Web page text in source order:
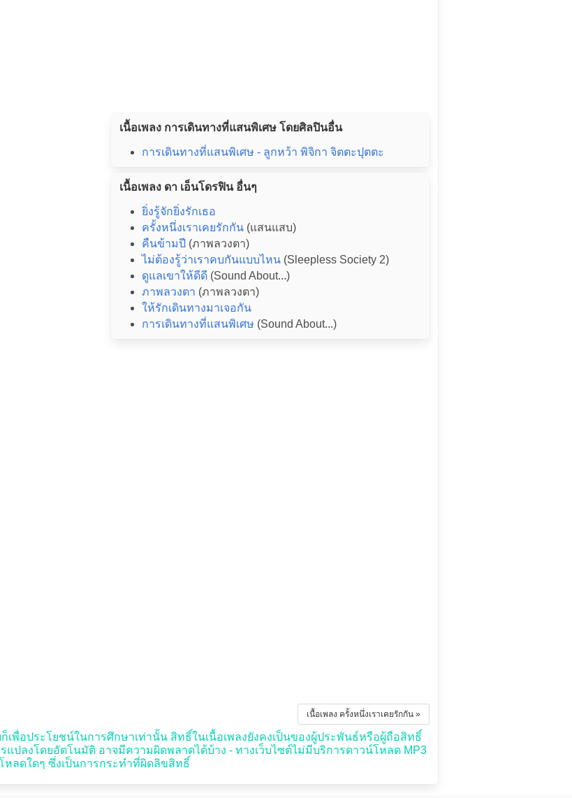
เนื้อเพลง การเดินทางที่แสนพิเศษ โดยศิลปินอื่น
การเดินทางที่แสนพิเศษ - ลูกหว้า พิจิกา จิตตะปุตตะ
เนื้อเพลง ดา เอ็นโดรฟิน อื่นๆ
ยิ่งรู้จักยิ่งรักเธอ
ครั้งหนึ่งเราเคยรักกัน (แสนแสบ)
คืนข้ามปี (ภาพลวงตา)
ไม่ต้องรู้ว่าเราคบกันแบบไหน (Sleepless Society 2)
ดูแลเขาให้ดีดี (Sound About...)
ภาพลวงตา (ภาพลวงตา)
ให้รักเดินทางมาเจอกัน
การเดินทางที่แสนพิเศษ (Sound About...)
เนื้อเพลง ครั้งหนึ่งเราเคยรักกัน »
เพื่อประโยชน์ในการศึกษาเท่านั้น สิทธิ์ในเนื้อเพลงยังคงเป็นของผู้ประพันธ์หรือผู้ถือสิทธิ์
รแปลงโดยอัตโนมัติ อาจมีความผิดพลาดได้บ้าง - ทางเว็บไซต์ไม่มีบริการดาวน์โหลด MP3
หลดใดๆ ซึ่งเป็นการกระทำที่ผิดลิขสิทธิ์